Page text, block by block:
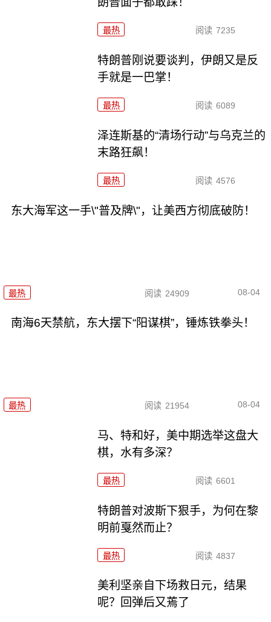
最热 阅读 7235
特朗普刚说要谈判，伊朗又是反
手就是一巴掌！
最热 阅读 6089
泽连斯基的“清场行动”与乌克兰的
末路狂飙！
最热 阅读 4576
东大海军这一手\"普及牌\"，让美西方彻底破防！
最热 阅读 24909 08-04
南海6天禁航，东大摆下“阳谋棋”，锤炼铁拳头！
最热 阅读 21954 08-04
马、特和好，美中期选举这盘大
棋，水有多深？
最热 阅读 6601
特朗普对波斯下狠手，为何在黎
明前戛然而止？
最热 阅读 4837
美利坚亲自下场救日元，结果
呢？回弹后又蔫了